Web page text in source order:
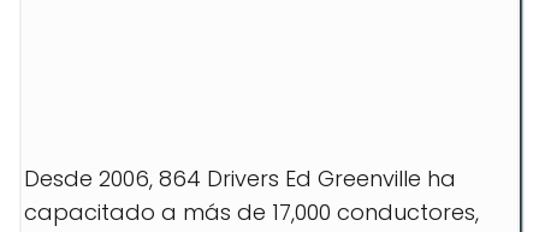
Desde 2006, 864 Drivers Ed Greenville ha
capacitado a más de 17,000 conductores,